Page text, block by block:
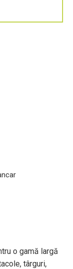
o gamă largă
târguri,